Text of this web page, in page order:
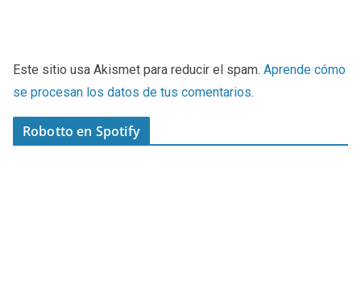
Este sitio usa Akismet para reducir el spam. Aprende cómo
se procesan los datos de tus comentarios.
Robotto en Spotify